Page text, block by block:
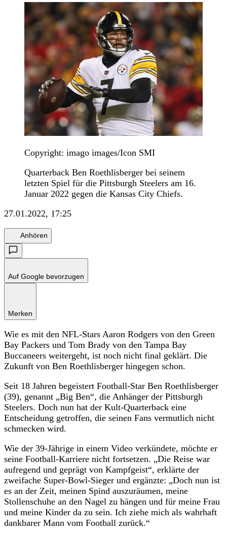
Copyright: imago images/Icon SMI
Quarterback Ben Roethlisberger bei seinem
letzten Spiel für die Pittsburgh Steelers am 16.
Januar 2022 gegen die Kansas City Chiefs.
27.01.2022, 17:25
Anhören
Auf Google bevorzugen
Merken
Wie es mit den NFL-Stars Aaron Rodgers von den Green
Bay Packers und Tom Brady von den Tampa Bay
Buccaneers weitergeht, ist noch nicht final geklärt. Die
Zukunft von Ben Roethlisberger hingegen schon.
Seit 18 Jahren begeistert Football-Star Ben Roethlisberger
(39), genannt „Big Ben“, die Anhänger der Pittsburgh
Steelers. Doch nun hat der Kult-Quarterback eine
Entscheidung getroffen, die seinen Fans vermutlich nicht
schmecken wird.
Wie der 39-Jährige in einem Video verkündete, möchte er
seine Football-Karriere nicht fortsetzen. „Die Reise war
aufregend und geprägt von Kampfgeist“, erklärte der
zweifache Super-Bowl-Sieger und ergänzte: „Doch nun ist
es an der Zeit, meinen Spind auszuräumen, meine
Stollenschuhe an den Nagel zu hängen und für meine Frau
und meine Kinder da zu sein. Ich ziehe mich als wahrhaft
dankbarer Mann vom Football zurück.“